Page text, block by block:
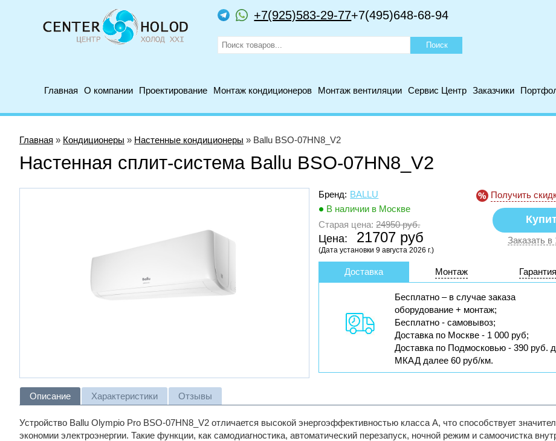
+7(925)583-29-77+7(495)648-68-94
Главная О компании Проектирование Монтаж кондиционеров Монтаж вентиляции Сервис Центр Заказчики
Главная » Кондиционеры » Настенные кондиционеры » Ballu BSO-07HN8_V2
Настенная сплит-система Ballu BSO-07HN8_V2
Бренд: BALLU
В наличии в Москве
Старая цена:24950 руб.
Цена: 21707 руб
(Дата установки 9 августа 2026 г.)
Получить
Заказать в
Доставка Монтаж Гарантия
Бесплатно – в случае заказа
оборудование + монтаж;
Бесплатно - самовывоз;
Доставка по Москве - 1 000 руб;
Доставка по Подмосковью - 390 руб.
МКАД далее 60 руб/км.
Описание Характеристики Отзывы
Устройство Ballu Olympio Pro BSO-07HN8_V2 отличается высокой энергоэффективностью класса A, что способствует
экономии электроэнергии. Такие функции, как самодиагностика, автоматический перезапуск, ночной режим и самоочистка